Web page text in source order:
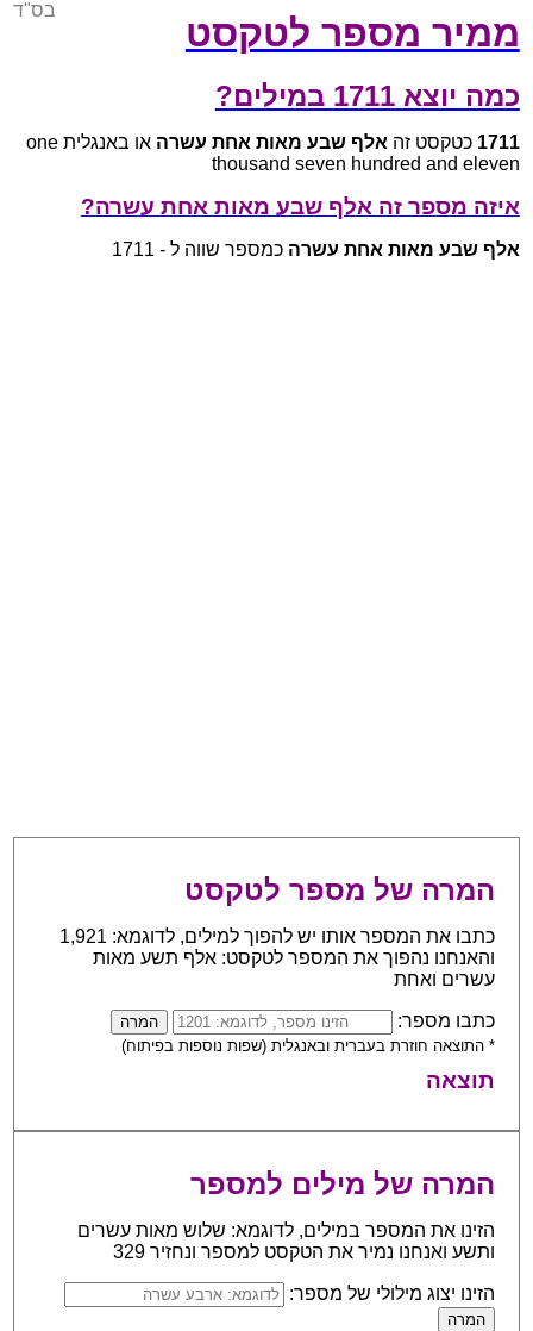
ממיר מספר לטקסט
בס"ד
כמה יוצא 1711 במילים?
1711 כטקסט זה אלף שבע מאות אחת עשרה
או באנגלית one
thousand seven hundred and eleven
איזה מספר זה אלף שבע מאות אחת עשרה?
אלף שבע מאות אחת עשרה כמספר שווה ל - 1711
המרה של מספר לטקסט
כתבו את המספר אותו יש להפוך למילים, לדוגמא: 1,921
והאנחנו נהפוך את המספר לטקסט: אלף תשע מאות
עשרים ואחת
כתבו מספר:
* התוצאה חוזרת בעברית ובאנגלית (שפות נוספות בפיתוח)
תוצאה
המרה של מילים למספר
הזינו את המספר במילים, לדוגמא: שלוש מאות עשרים
ותשע ואנחנו נמיר את הטקסט למספר ונחזיר 329
הזינו יצוג מילולי של מספר: